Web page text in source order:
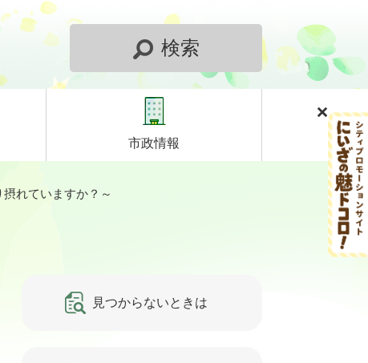
検索
市政情報
れていますか？～
見つからないときは